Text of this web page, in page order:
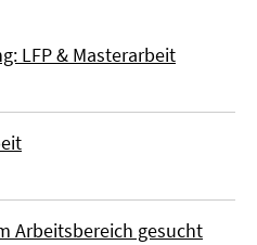
LFP & Masterarbeit
Arbeitsbereich gesucht